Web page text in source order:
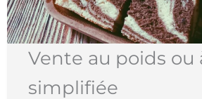
Vente au poids ou
simplifiée